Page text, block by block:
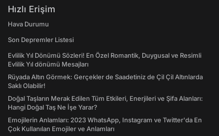
Hızlı Erişim
Hava Durumu
Son Depremler Listesi
Evlilik Yıl Dönümü Sözleri! En Özel Romantik, Duygusal ve Resimli
Evlilik Yıl dönümü Mesajları
Rüyada Altın Görmek: Gerçekler de Saadetiniz de Çil Çil Altınlarda
Saklı Olabilir!
Doğal Taşların Merak Edilen Tüm Etkileri, Enerjileri ve Şifa Alanları:
Hangi Doğal Taş Ne İşe Yarar?
Emojilerin Anlamları: 2023 WhatsApp, Instagram ve Twitter'da En
Çok Kullanılan Emojiler ve Anlamları